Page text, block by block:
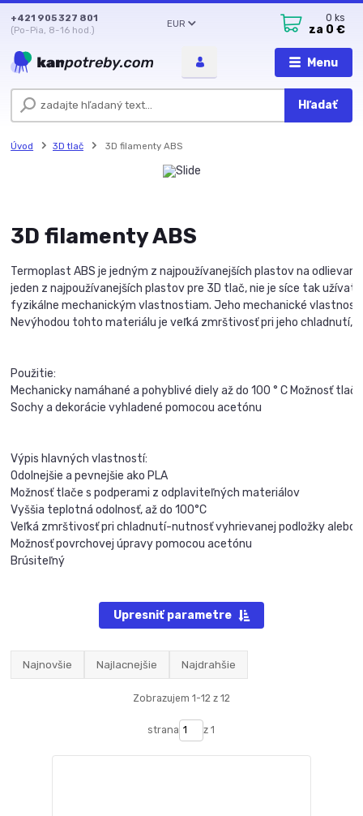
Menu
EUR
Hľadať
+421 905 327 801
(Po-Pia, 8-16 hod.)
0 ks
za 0 €
Úvod 3D tlač 3D filamenty ABS
3D filamenty ABS
Termoplast ABS je jedným z najpoužívanejších plastov na
jeden z najpoužívanejších plastov pre 3D tlač, nie je síce tak
fyzikálne mechanickým vlastnostiam. Jeho mechanické
Nevýhodou tohto materiálu je veľká zmrštivosť pri jeho chladnutí,
Použitie:
Mechanicky namáhané a pohyblivé diely až do 100 ° C Možnosť
Sochy a dekorácie vyhladené pomocou acetónu
Výpis hlavných vlastností:
Odolnejšie a pevnejšie ako PLA
Možnosť tlače s podperami z odplaviteľných materiálov
Vyššia teplotná odolnosť, až do 100°C
Veľká zmrštivosť pri chladnutí-nutnosť vyhrievanej podložky alebo
Možnosť povrchovej úpravy pomocou acetónu
Brúsiteľný
Upresniť parametre
Najnovšie Najlacnejšie Najdrahšie
Zobrazujem 1-12 z 12
strana z 1